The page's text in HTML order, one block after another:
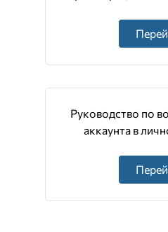
Руководство по
аккаунта в